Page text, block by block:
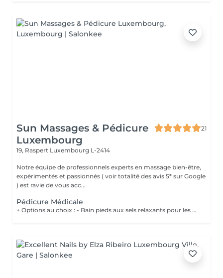
Sun Massages & Pédicure
Luxembourg
21
19, Raspert Luxembourg L-2414
Notre équipe de professionnels experts en massage bien-être,
expérimentés et passionnés ( voir totalité des avis 5* sur Google
) est ravie de vous acc...
Pédicure Médicale
+ Options au choix : - Bain pieds aux sels relaxants pour les pieds fatigués et préparer les pieds au soin 20€ - Gommage pieds pour des pieds doux et hydratés 20€ - Massage des pieds 55 minutes 90€ Les soins de pédicurie médicale sont non seulement destinés à traiter les problèmes de pieds de manière curative mais également de manière préventive, en contribuant à votre confort lors de la marche ou de vos éventuelles activités sportives. Un soin régulier peut vous éviter des problèmes et des douleurs aux pieds dus à l'apparition de crevasses, durillons, cors, ... Vous devez néanmoins consulter sans attendre lorsque : Vous ressentez une gêne lors de la marche (n'attendez pas de ressentir de la douleur !) ; Vous constatez l'apparition de mycose, cor, callosité, il de perdrix ou ongle incarné, ...